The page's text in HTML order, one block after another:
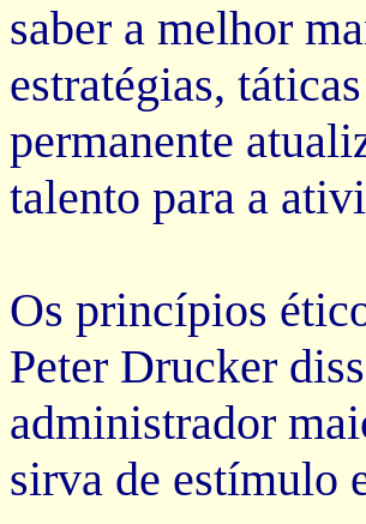
saber a melhor
estratégias,
permanente
talento para a
Os princípios
Peter Drucker
administrador
sirva de estímulo